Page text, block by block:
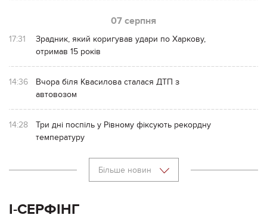
07 серпня
17:31
Зрадник, який коригував удари по Харкову,
отримав 15 років
14:36
Вчора біля Квасилова сталася ДТП з
автовозом
14:28
Три дні поспіль у Рівному фіксують рекордну
температуру
Більше новин
І-СЕРФІНГ